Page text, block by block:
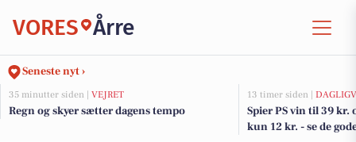
VORES Årre
Seneste nyt ›
35 minutter siden | VEJRET
Regn og skyer sætter dagens tempo
13 timer siden |
Spier PS vin til 39
kun 12 kr. - se de